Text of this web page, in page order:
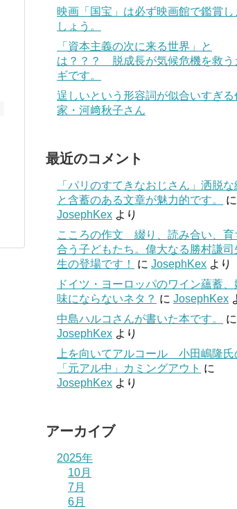
映画「国宝」は必ず映画館で鑑賞し
しょう。
「資本主義の次に来る世界」と
は？？？ 脱成長が気候危機を救う
ギです。
逞しいという形容詞が似合いすぎる
家・河﨑秋子さん
最近のコメント
「パリのすてきなおじさん」洒脱な
と含蓄のある文章が魅力的です。
に
JosephKex より
こころの作文 綴り、読み合い、育
合う子どもたち。偉大なる勝村謙司
生の登場です！
に JosephKex より
ドイツ・ヨーロッパのワイン蘊蓄、
味にならないネタ？ に JosephKex
中島ハルコさんが書いた本です。
に
JosephKex より
上を向いてアルコール 小田嶋隆氏
「元アル中」カミングアウト に
JosephKex より
アーカイブ
2025年
10月
7月
6月